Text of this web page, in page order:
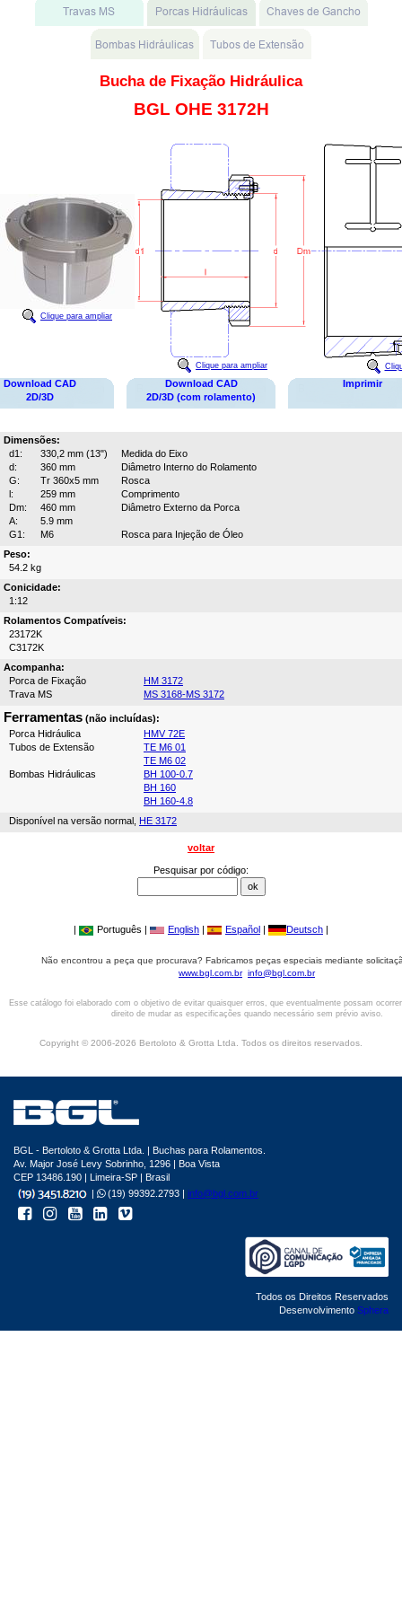
Bucha de Fixação Hidráulica
BGL OHE 3172H
Clique para ampliar
Clique para ampliar
Download CAD
2D/3D
Download CAD
2D/3D (com rolamento)
Imprimir
Dimensões:
d1:
330,2 mm (13")
Medida do Eixo
d:
360 mm
Diâmetro Interno do Rolamento
G:
Tr 360x5 mm
Rosca
l:
259 mm
Comprimento
Dm:
460 mm
Diâmetro Externo da Porca
A:
5.9 mm
G1:
M6
Rosca para Injeção de Óleo
Peso:
54.2 kg
Conicidade:
1:12
Rolamentos Compatíveis:
23172K
C3172K
Acompanha:
Porca de Fixação
HM 3172
Trava MS
MS 3168-MS 3172
Ferramentas (não incluídas):
Porca Hidráulica
HMV 72E
Tubos de Extensão
TE M6 01
TE M6 02
Bombas Hidráulicas
BH 100-0.7
BH 160
BH 160-4.8
Disponível na versão normal, HE 3172
voltar
Pesquisar por código:
| Português | English | Español | Deutsch |
Não encontrou a peça que procurava? Fabricamos peças especiais mediante
www.bgl.com.br info@bgl.com.br
Esse catálogo foi elaborado com o objetivo de evitar quaisquer erros, que eventualmente possam
direito de mudar as especificações quando necessário sem prévio aviso.
Copyright © 2006-2026 Bertoloto & Grotta Ltda. Todos os direitos reservados.
BGL - Bertoloto & Grotta Ltda. | Buchas para Rolamentos.
Av. Major José Levy Sobrinho, 1296 | Boa Vista
CEP 13486.190 | Limeira-SP | Brasil
|
(19) 99392.2793 | info@bgl.com.br
Todos os Direitos Reservados
Desenvolvimento Sphera